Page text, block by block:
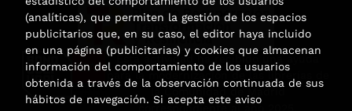
Esta actividad ha recibido una ayuda
para la modernización de las librerías de
la Comunidad de Madrid
correspondiente al año 2025.
(analíticas), que permiten la gestión de los espacios
publicitarios que, en su caso, el editor haya incluido
en una página (publicitarias) y cookies que almacenan
información del comportamiento de los usuarios
obtenida a través de la observación continuada de sus
hábitos de navegación. Si acepta este aviso